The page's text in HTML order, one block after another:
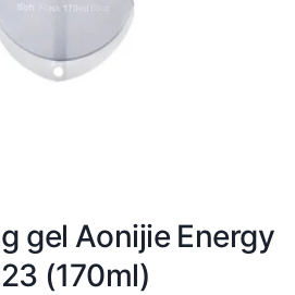
gel Aonijie Energy
(170ml)